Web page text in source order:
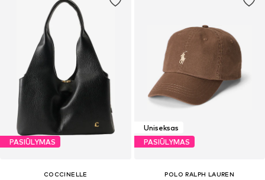
PASIŪLYMAS
COCCINELLE
Uniseksas
PASIŪLYMAS
POLO RALPH LAUREN